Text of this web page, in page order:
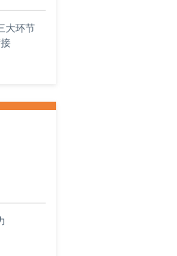
大环节